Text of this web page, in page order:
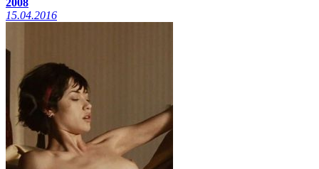
15.04.2016